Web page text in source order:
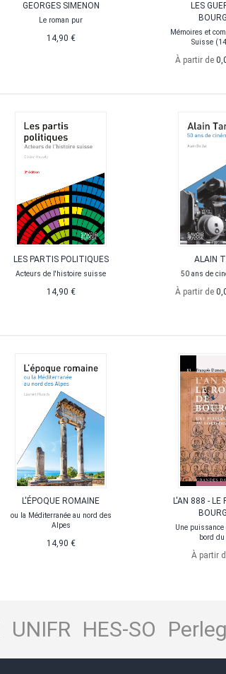
GEORGES SIMENON
Le roman pur
14,90 €
LES
Mémoires et
Suisse
À partir de
LES PARTIS POLITIQUES
Acteurs de l'histoire suisse
14,90 €
ALAIN
50 ans de
À partir de
L'ÉPOQUE ROMAINE
ou la Méditerranée au nord des
Alpes
14,90 €
L'AN 888 - LE
Une puissance
bord du
À partir
UNIFR HES-SO